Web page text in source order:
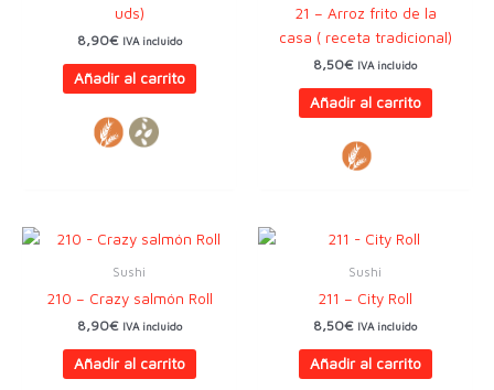
uds)
8,90€ IVA incluido
Añadir al carrito
21 – Arroz frito de la
casa ( receta tradicional)
8,50€ IVA incluido
Añadir al carrito
Sushi
210 – Crazy salmón Roll
8,90€ IVA incluido
Añadir al carrito
Sushi
211 – City Roll
8,50€ IVA incluido
Añadir al carrito